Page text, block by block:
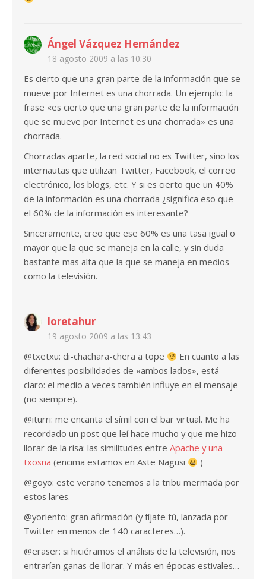
Ángel Vázquez Hernández
18 agosto 2009 a las 10:30
Es cierto que una gran parte de la información que se
mueve por Internet es una chorrada. Un ejemplo: la
frase «es cierto que una gran parte de la información
que se mueve por Internet es una chorrada» es una
chorrada.
Chorradas aparte, la red social no es Twitter, sino los
internautas que utilizan Twitter, Facebook, el correo
electrónico, los blogs, etc. Y si es cierto que un 40%
de la información es una chorrada ¿significa eso que
el 60% de la información es interesante?
Sinceramente, creo que ese 60% es una tasa igual o
mayor que la que se maneja en la calle, y sin duda
bastante mas alta que la que se maneja en medios
como la televisión.
loretahur
19 agosto 2009 a las 13:43
@txetxu: di-chachara-chera a tope
En cuanto a las
diferentes posibilidades de «ambos lados», está
claro: el medio a veces también influye en el mensaje
(no siempre).
@iturri: me encanta el símil con el bar virtual. Me ha
recordado un post que leí hace mucho y que me hizo
llorar de la risa: las similitudes entre Apache y una
txosna (encima estamos en Aste Nagusi
)
@goyo: este verano tenemos a la tribu mermada por
estos lares.
@yoriento: gran afirmación (y fíjate tú, lanzada por
Twitter en menos de 140 caracteres…).
@eraser: si hiciéramos el análisis de la televisión, nos
entrarían ganas de llorar. Y más en épocas estivales…